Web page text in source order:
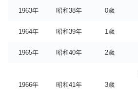
1963年 昭和38年 0歳
1964年 昭和39年 1歳
1965年 昭和40年 2歳
1966年 昭和41年 3歳